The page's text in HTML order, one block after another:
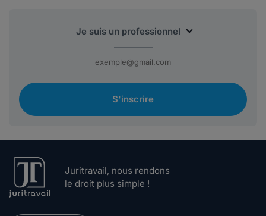
S'inscrire
Juritravail, nous rendons
le droit plus simple !